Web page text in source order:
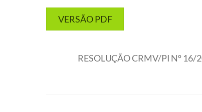
VERSÃO PDF
RESOLUÇÃO CRMV/PI Nº 16/